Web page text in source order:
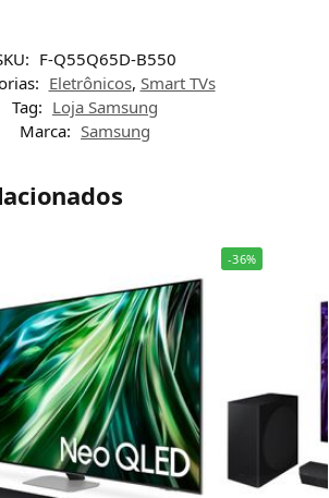
F-Q55Q65D-B550
Eletrônicos, Smart TVs
Tag: Loja Samsung
Marca: Samsung
-36%